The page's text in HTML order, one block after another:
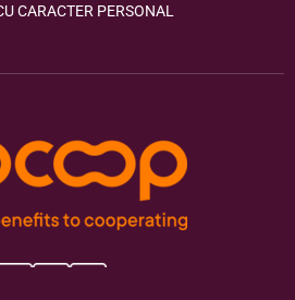
CARACTER PERSONAL